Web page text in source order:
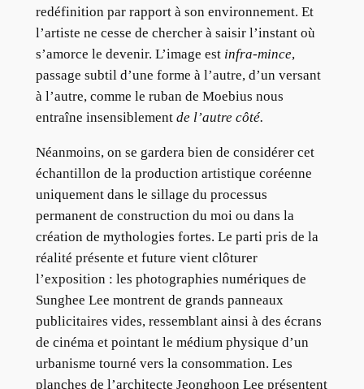
redéfinition par rapport à son environnement. Et
l’artiste ne cesse de chercher à saisir l’instant où
s’amorce le devenir. L’image est infra-mince,
passage subtil d’une forme à l’autre, d’un versant
à l’autre, comme le ruban de Moebius nous
entraîne insensiblement de l’autre côté.
Néanmoins, on se gardera bien de considérer cet
échantillon de la production artistique coréenne
uniquement dans le sillage du processus
permanent de construction du moi ou dans la
création de mythologies fortes. Le parti pris de la
réalité présente et future vient clôturer
l’exposition : les photographies numériques de
Sunghee Lee montrent de grands panneaux
publicitaires vides, ressemblant ainsi à des écrans
de cinéma et pointant le médium physique d’un
urbanisme tourné vers la consommation. Les
planches de l’architecte Jeonghoon Lee présentent